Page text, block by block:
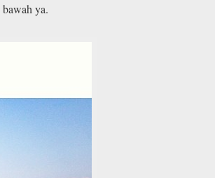
ya.